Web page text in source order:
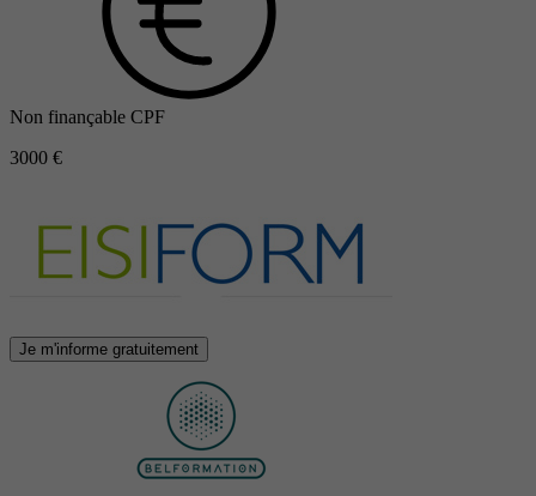
Non finançable CPF
3000 €
Je m'informe gratuitement